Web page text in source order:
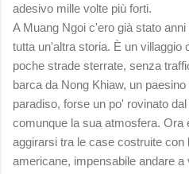
adesivo mille volte più forti.
A Muang Ngoi c'ero già stato
tutta un'altra storia. È un villaggio
poche strade sterrate, senza
barca da Nong Khiaw, un
paradiso, forse un po' rovinato
comunque la sua atmosfera. Ora
aggirarsi tra le case costruite con
americane, impensabile andare